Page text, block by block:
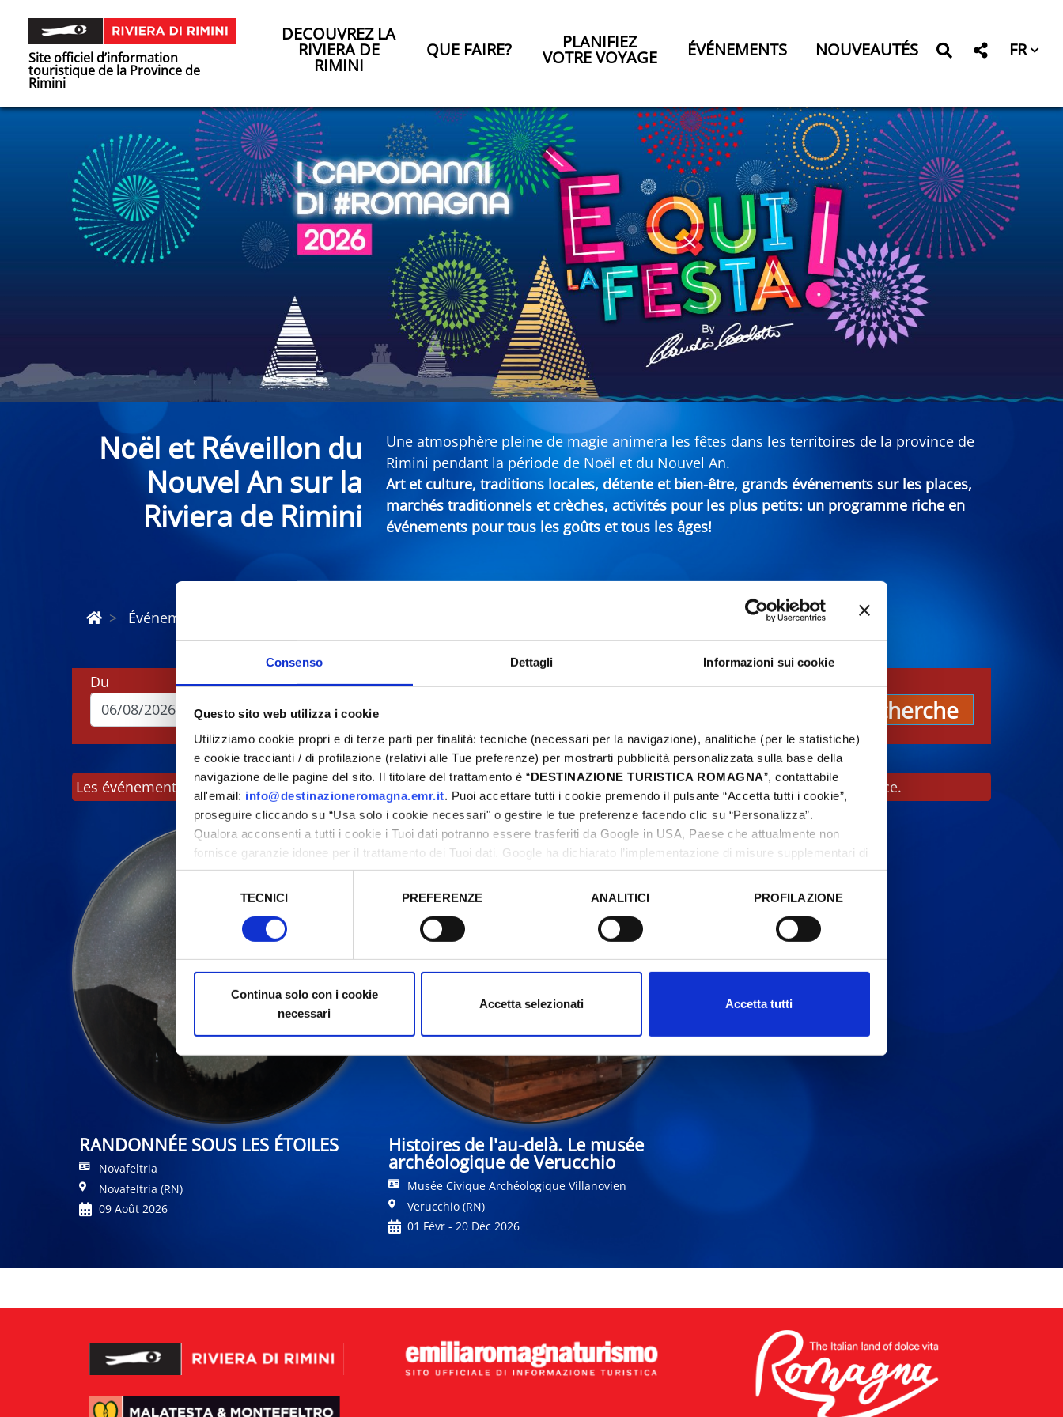
Consenso Dettagli Informazioni sui cookie
Questo sito web utilizza i cookie
Utilizziamo cookie propri e di terze parti per finalità: tecniche (necessari per la navigazione), analitiche (per le statistiche)
e cookie traccianti / di profilazione (relativi alle Tue preferenze) per mostrarti pubblicità personalizzata sulla base della
navigazione delle pagine del sito. Il titolare del trattamento è “DESTINAZIONE TURISTICA ROMAGNA”, contattabile
all'email: info@destinazioneromagna.emr.it. Puoi accettare tutti i cookie premendo il pulsante “Accetta tutti i cookie”,
proseguire cliccando su “Usa solo i cookie necessari" o gestire le tue preferenze facendo clic su “Personalizza”.
Qualora acconsenti a tutti i cookie i Tuoi dati potranno essere trasferiti da Google in USA, Paese che attualmente non
fornisce garanzie idonee per il trattamento dei Tuoi dati. Google ha dichiarato l’implementazione di misure supplementari di
sicurezza a Tutela dei navigatori, che abbiamo valutato essere sufficienti.
TECNICI PREFERENZE ANALITICI PROFILAZIONE
Continua solo con i cookie
necessari
Accetta selezionati Accetta tutti
Site officiel d’information
touristique de la Province de
Rimini
DECOUVREZ LA
RIVIERA DE
RIMINI
QUE FAIRE? PLANIFIEZ
VOTRE VOYAGE ÉVÉNEMENTS NOUVEAUTÉS FR
Noël et Réveillon du
Nouvel An sur la
Riviera de Rimini
Une atmosphère pleine de magie animera les fêtes dans les territoires de la province de
Rimini pendant la période de Noël et du Nouvel An.
Art et culture, traditions locales, détente et bien-être, grands événements sur les places,
marchés traditionnels et crèches, activités pour les plus petits: un programme riche en
événements pour tous les goûts et tous les âges!
Événements de Noël et du Nouvel An sur la Riviera de Rimini
Du Au Municipalité Types
Recherche
Les événements peuvent faire l'objet de modifications. Contactez toujours les organisateurs avant de vous rendre sur place.
RANDONNÉE SOUS LES ÉTOILES
Novafeltria
Novafeltria (RN)
09 Août 2026
Histoires de l'au-delà. Le musée
archéologique de Verucchio
Musée Civique Archéologique Villanovien
Verucchio (RN)
01 Févr - 20 Déc 2026